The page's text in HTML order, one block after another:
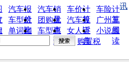
汽车报
价
汽车销
量
车价计
算
车险计
算
车型对
比
团购优
惠
汽车投
诉
广州车
展
单词翻
车型查
询
女人宝
典
小说阅
读
讯
购置税